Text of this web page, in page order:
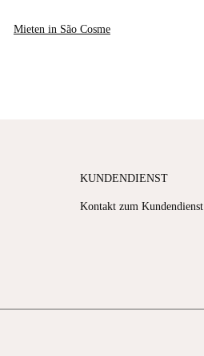
Mieten in São Cosme
KUNDENDIENST
Kontakt zum Kundendienst